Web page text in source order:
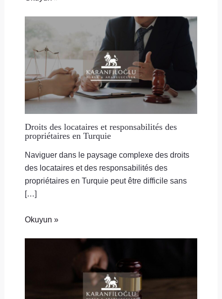
Droits des locataires et responsabilités des
propriétaires en Turquie
Naviguer dans le paysage complexe des droits
des locataires et des responsabilités des
propriétaires en Turquie peut être difficile sans
[…]
Okuyun »